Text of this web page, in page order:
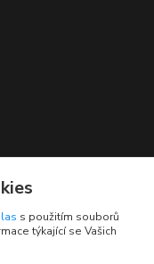
s použitím souborů
týkající se Vašich